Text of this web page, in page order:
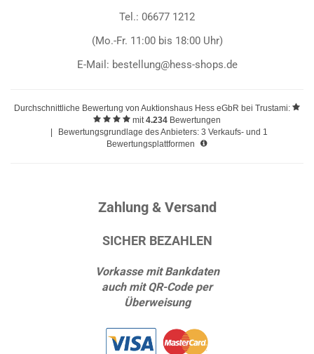
Tel.: 06677 1212
(Mo.-Fr. 11:00 bis 18:00 Uhr)
E-Mail: bestellung@hess-shops.de
Durchschnittliche Bewertung von Auktionshaus Hess eGbR bei Trustami:
mit4.234 Bewertungen
Bewertungsgrundlage des Anbieters: 3 Verkaufs- und 1
Bewertungsplattformen
Zahlung & Versand
SICHER BEZAHLEN
Vorkasse mit Bankdaten
auch mit QR-Code per
Überweisung